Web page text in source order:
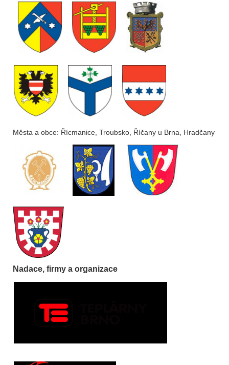
Města a obce: Řícmanice, Troubsko, Říčany u Brna, Hradčany
Nadace, firmy a organizace